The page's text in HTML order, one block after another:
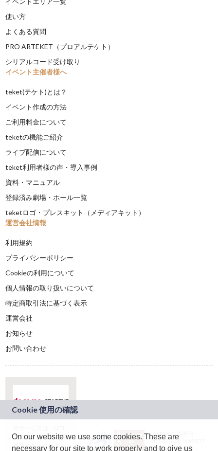
使い方
よくある質問
PRO ARTEKET（プロアルテケト）
シリアルコード受け取り
イベント主催者様へ
teket(テケト)とは？
イベント作成の方法
ご利用料金について
teketの機能ご紹介
ライブ配信について
teket利用者様の声・導入事例
資料・マニュアル
登録済み劇場・ホール一覧
teketロゴ・プレスキット（メディアキット）
運営会社情報
利用規約
プライバシーポリシー
Cookieの利用について
個人情報の取り扱いについて
特定商取引法に基づく表示
運営会社
お知らせ
お問い合わせ
ドコモグループの新
規事業創出プログラ
JASRAC許諾番号：
9024936001Y45037
JASRAC許諾番号：
On our website we use some cookies. These are
necessary for our site to work properly and to give us